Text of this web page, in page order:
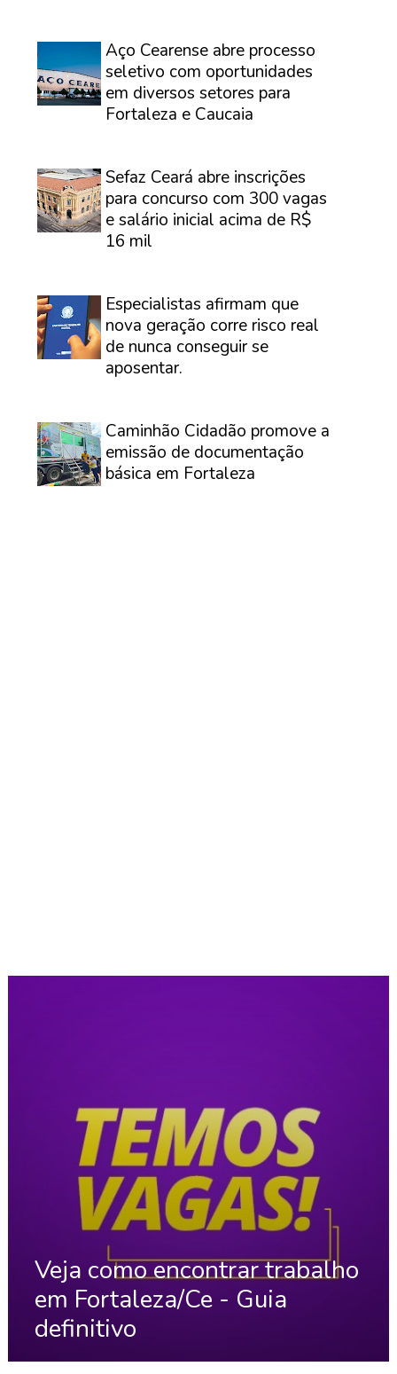
Aço Cearense abre processo
seletivo com oportunidades
em diversos setores para
Fortaleza e Caucaia
Sefaz Ceará abre inscrições
para concurso com 300 vagas
e salário inicial acima de R$
16 mil
Especialistas afirmam que
nova geração corre risco real
de nunca conseguir se
aposentar.
Caminhão Cidadão promove a
emissão de documentação
básica em Fortaleza
Veja como encontrar trabalho
em Fortaleza/Ce - Guia
definitivo